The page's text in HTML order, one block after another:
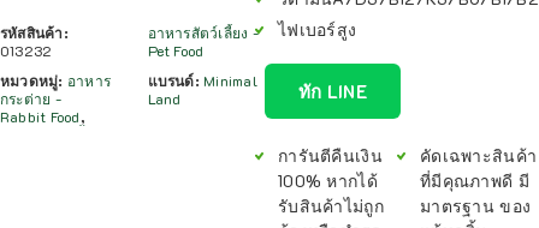
รหัสสินค้า:
013232
หมวดหมู่: อาหาร
กระต่าย -
Rabbit Food,
อาหารสัตว์เลี้ยง -
Pet Food
แบรนด์: Minimal
Land
ไฟเบอร์สูง
ทัก LINE
การันตีคืนเงิน
100% หากได้
รับสินค้าไม่ถูก
คัดเฉพาะสินค้า
ที่มีคุณภาพดี มี
มาตรฐาน ของ